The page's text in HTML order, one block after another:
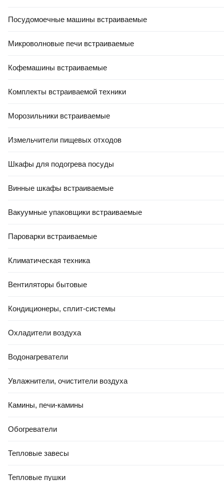
Посудомоечные машины встраиваемые
Микроволновые печи встраиваемые
Кофемашины встраиваемые
Комплекты встраиваемой техники
Морозильники встраиваемые
Измельчители пищевых отходов
Шкафы для подогрева посуды
Винные шкафы встраиваемые
Вакуумные упаковщики встраиваемые
Пароварки встраиваемые
Климатическая техника
Вентиляторы бытовые
Кондиционеры, сплит-системы
Охладители воздуха
Водонагреватели
Увлажнители, очистители воздуха
Камины, печи-камины
Обогреватели
Тепловые завесы
Тепловые пушки